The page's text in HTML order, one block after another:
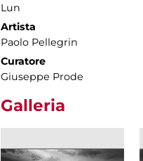
Lun
Artista
Paolo Pellegrin
Curatore
Giuseppe Prode
Galleria